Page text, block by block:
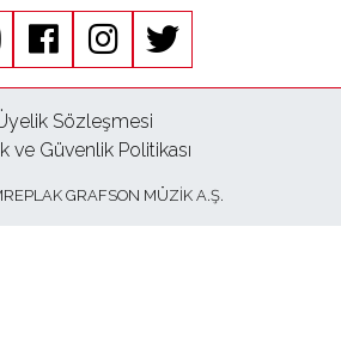
youtubefacebookinstagram
Sözleşmesi
ve Güvenlik Politikası
GRAFSON MÜZİK A.Ş.